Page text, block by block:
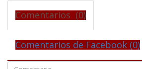
Comentarios (0)
Comentarios de Facebook (0)